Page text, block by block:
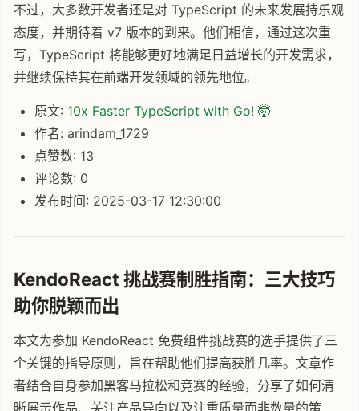
不过，大多数开发者还是对 TypeScript 的未来发展持乐观
态度，并期待着 v7 版本的到来。他们相信，通过这次重
写，TypeScript 将能够更好地满足日益增长的开发需求，
并继续保持其在前端开发领域的领先地位。
原文: 10x Faster TypeScript with Go! 🤯
作者: arindam_1729
点赞数: 13
评论数: 0
发布时间: 2025-03-17 12:30:00
KendoReact 挑战赛制胜指南：三大技巧
助你脱颖而出
本文为参加 KendoReact 免费组件挑战赛的选手提供了三
个关键的指导原则，旨在帮助他们提高获胜几率。文章作
者结合自身参加黑客马拉松和竞赛的经验，分享了如何清